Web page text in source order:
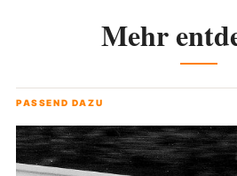
Mehr
PASSEND DAZU